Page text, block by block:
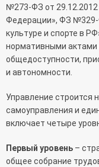
№273-ФЗ от 29.12.2012
Федерации», ФЗ №329-
культуре и спорте в
нормативными актами
общедоступности,
и автономности.
Управление строится
самоуправления и
включает четыре
Первый уровень –
общее собрание